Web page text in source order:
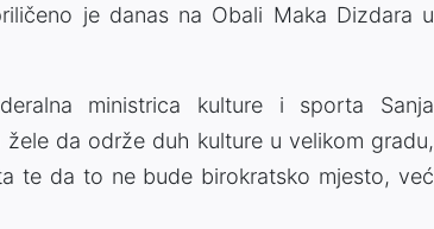
je danas na Obali Maka Dizdara u
ministrica kulture i sporta Sanja
da održe duh kulture u velikom gradu,
te da to ne bude birokratsko mjesto, već